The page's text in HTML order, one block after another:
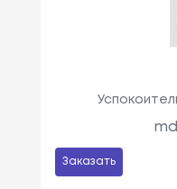
Заказать